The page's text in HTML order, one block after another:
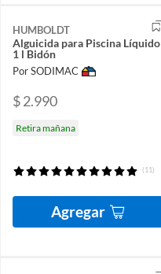
HUMBOLDT
Alguicida para Piscina Líquido
1 l Bidón
Por SODIMAC
$ 2.990
Retira mañana
(11)
Agregar